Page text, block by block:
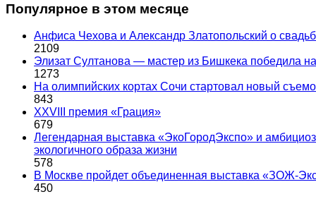
Популярное в этом месяце
Анфиса Чехова и Александр Златопольский о
2109
Элизат Султанова — мастер из Бишкека победила
1273
На олимпийских кортах Сочи стартовал новый
843
XXVIII премия «Грация»
679
Легендарная выставка «ЭкоГородЭкспо» и
экологичного образа жизни
578
В Москве пройдет объединенная выставка «ЗОЖ-
450